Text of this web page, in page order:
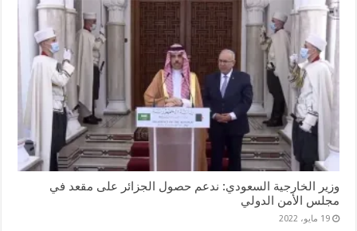
وزير الخارجية السعودي: ندعم حصول الجزائر على مقعد في
مجلس الأمن الدولي
19 مايو، 2022